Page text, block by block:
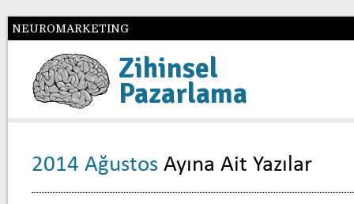
NEUROMARKETING
Zihinsel
Pazarlama
2014 Ağustos Ayına Ait Yazılar